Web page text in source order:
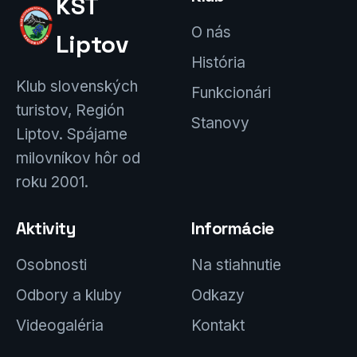
Liptov
Klub slovenských
turistov, Región
Liptov. Spájame
milovníkov hôr od
roku 2001.
O nás
História
Funkcionári
Stanovy
Aktivity
Osobnosti
Odbory a kluby
Videogaléria
Informácie
Na stiahnutie
Odkazy
Kontakt